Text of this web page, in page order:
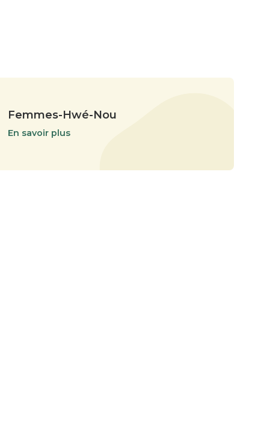
Femmes-Hwé-Nou
En savoir plus